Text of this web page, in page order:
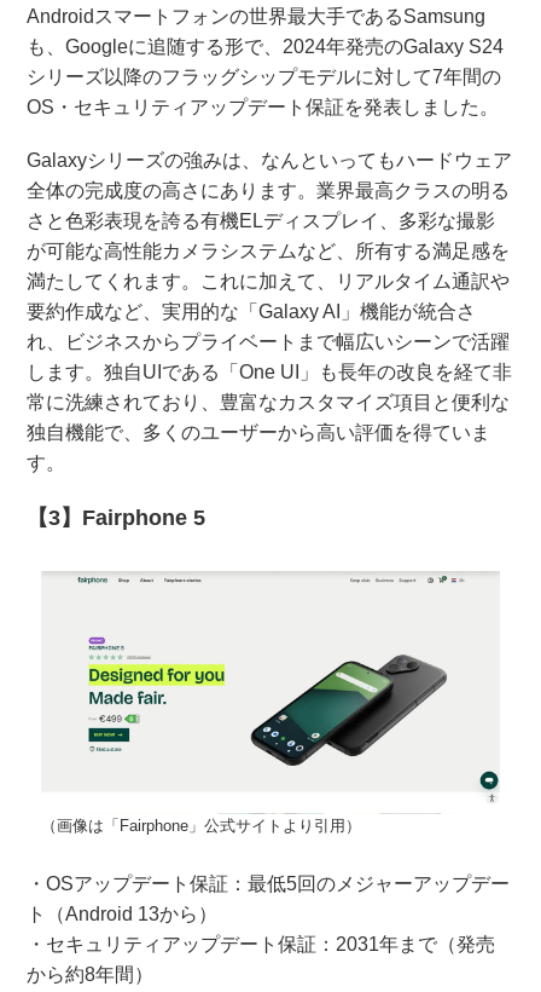
Androidスマートフォンの世界最大手であるSamsung
も、Googleに追随する形で、2024年発売のGalaxy S24
シリーズ以降のフラッグシップモデルに対して7年間の
OS・セキュリティアップデート保証を発表しました。
Galaxyシリーズの強みは、なんといってもハードウェア
全体の完成度の高さにあります。業界最高クラスの明る
さと色彩表現を誇る有機ELディスプレイ、多彩な撮影
が可能な高性能カメラシステムなど、所有する満足感を
満たしてくれます。これに加えて、リアルタイム通訳や
要約作成など、実用的な「Galaxy AI」機能が統合さ
れ、ビジネスからプライベートまで幅広いシーンで活躍
します。独自UIである「One UI」も長年の改良を経て非
常に洗練されており、豊富なカスタマイズ項目と便利な
独自機能で、多くのユーザーから高い評価を得ていま
す。
【3】Fairphone 5
（画像は「Fairphone」公式サイトより引用）
・OSアップデート保証：最低5回のメジャーアップデー
ト（Android 13から）
・セキュリティアップデート保証：2031年まで（発売
から約8年間）